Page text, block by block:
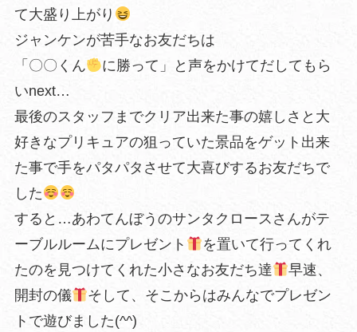
て大盛り上がり
ジャンケンが苦手なお友だちは
「〇〇くん
に勝って」と声をかけてだしてもら
いnext…
最後のスタッフまでクリア出来た事の嬉しさと大
好きなプリキュアの狙っていた景品をゲット出来
た事で手をパタパタさせて大喜びするお友だちで
した
すると…あわてんぼうのサンタクロースさんがテ
ーブルルームにプレゼント
を置いて行ってくれ
たのを見つけてくれた小さなお友だち達
早速、
開封の儀
そして、そこからはみんなでプレゼン
トで遊びました(^^)